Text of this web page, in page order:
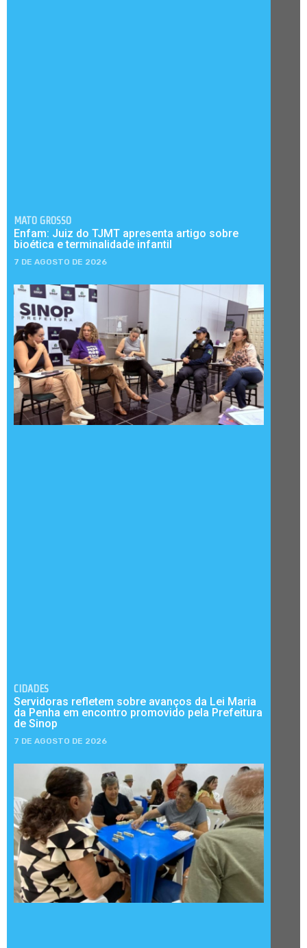
MATO GROSSO
Enfam: Juiz do TJMT apresenta artigo sobre
bioética e terminalidade infantil
7 DE AGOSTO DE 2026
CIDADES
Servidoras refletem sobre avanços da Lei Maria
da Penha em encontro promovido pela Prefeitura
de Sinop
7 DE AGOSTO DE 2026